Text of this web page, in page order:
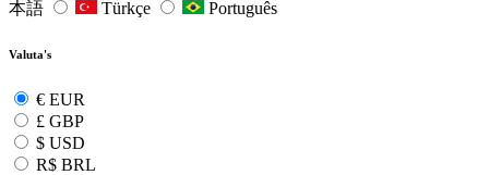
本語
Türkçe Português
Valuta's
€ EUR
£ GBP
$ USD
R$ BRL